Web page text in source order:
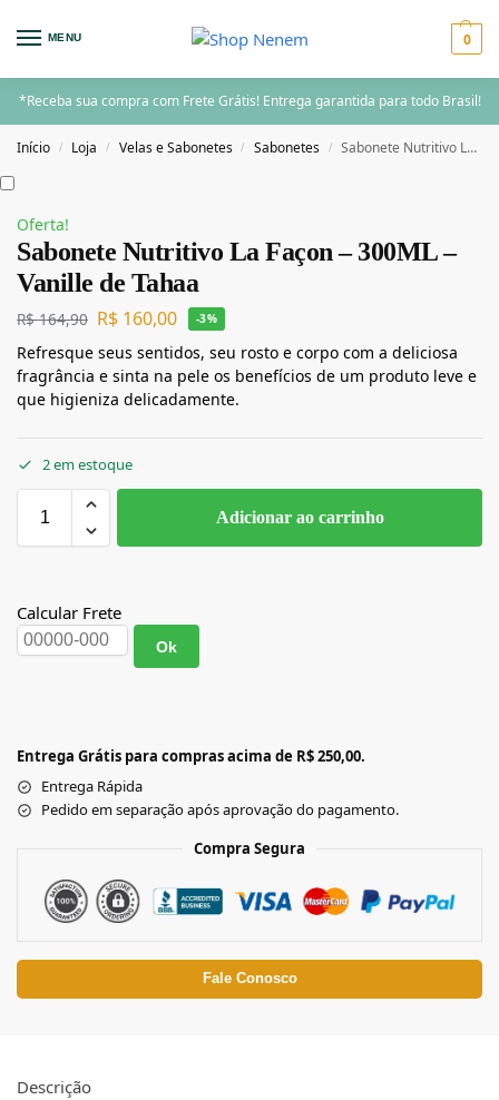
MENU 0
*Receba sua compra com Frete Grátis! Entrega garantida para todo Brasil!
Início / Loja / Velas e Sabonetes / Sabonetes / Sabonete Nutritivo La Façon – 300ML – Vanille de Tahaa
Oferta!
Sabonete Nutritivo La Façon – 300ML –
Vanille de Tahaa
R$164,90 R$ 160,00 -3%
Refresque seus sentidos, seu rosto e corpo com a deliciosa
fragrância e sinta na pele os benefícios de um produto leve e
que higieniza delicadamente.
2 em estoque
Adicionar ao carrinho
Calcular Frete
Ok
Entrega Grátis para compras acima de R$ 250,00.
Entrega Rápida
Pedido em separação após aprovação do pagamento.
Compra Segura
Fale Conosco
Descrição